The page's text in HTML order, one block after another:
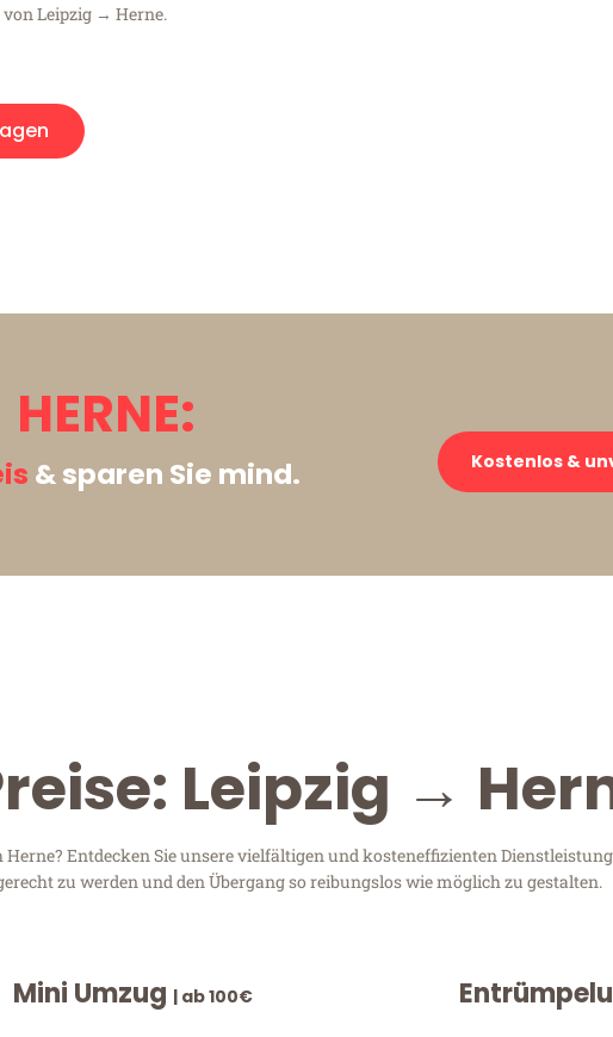
Leipzig → Herne.
& sparen Sie mind.
Kostenlos &
Leipzig →
Entdecken Sie unsere vielfältigen und kosteneffizienten
zu werden und den Übergang so reibungslos wie möglich zu gestalten.
Mini Umzug | ab 100€